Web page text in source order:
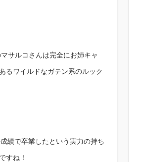
サルコさんは完全にお姉キャ
るワイルドなガテン系のルック
績で卒業したという実力の持ち
すね！